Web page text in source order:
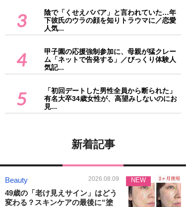
3
陰で「くせえババア」と言われていた…年
下彼氏のウラの顔を知りトラウマに／恋愛
人気...
4
甲子園の応援強制参加に、母親が猛クレー
ム「ネットで告発する」／びっくり体験人
気記...
5
「初回デートした男性全員から断られた」
有名大卒34歳女性が、高望みしないのにお
見...
新着記事
Beauty 2026.08.09
49歳の「老け見えサイン」はどう
変わる？スキンケアの最後に“塗
NEW